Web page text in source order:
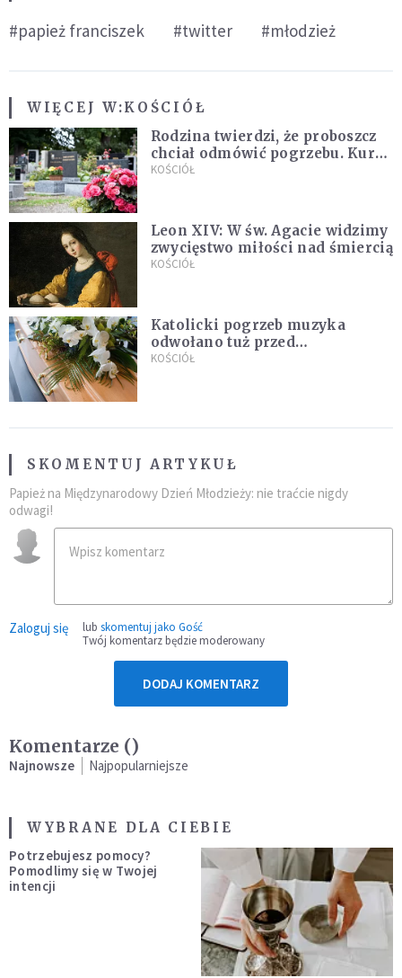
#papież franciszek #twitter #młodzież
WIĘCEJ W:KOŚCIÓŁ
Rodzina twierdzi, że proboszcz
chciał odmówić pogrzebu. Kuria
zapowiada wyjaśnienia
KOŚCIÓŁ
Leon XIV: W św. Agacie widzimy
zwycięstwo miłości nad śmiercią
KOŚCIÓŁ
Katolicki pogrzeb muzyka
odwołano tuż przed
uroczystością. Powodem była
KOŚCIÓŁ
SKOMENTUJ ARTYKUŁ
Papież na Międzynarodowy Dzień Młodzieży: nie traćcie nigdy
odwagi!
Zaloguj się lub skomentuj jako Gość
Twój komentarz będzie moderowany
DODAJ KOMENTARZ
Komentarze ()
Najnowsze Najpopularniejsze
WYBRANE DLA CIEBIE
Potrzebujesz pomocy?
Pomodlimy się w Twojej
intencji